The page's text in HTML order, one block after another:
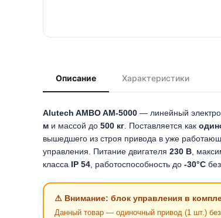
Описание Характеристики
Alutech AMBO AM-5000 — линейный
м и массой до 500 кг . Поставляется как
вышедшего из строя привода в уже
управления. Питание двигателя 230 В ,
класса IP 54 , работоспособность до -30°C
⚠ Внимание: блок управления в
Данный товар — одиночный привод (1 шт.)